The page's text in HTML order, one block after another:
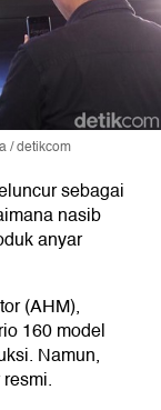
/ detikcom
sebagai
nasib
anyar
(AHM),
160 model
Namun,